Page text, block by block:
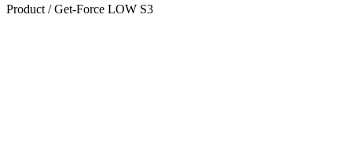
Product / Get-Force LOW S3